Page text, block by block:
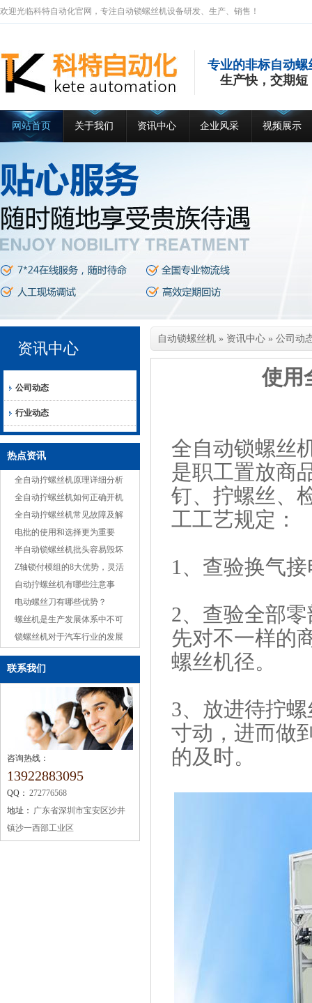
欢迎光临科特自动化官网，专注自动锁螺丝机设备研发、生产、销售！
专业的非标自动螺
生产快，交期短
网站首页 关于我们 资讯中心 企业风采 视频展示
资讯中心
公司动态
行业动态
热点资讯
全自动拧螺丝机原理详细分析
全自动拧螺丝机如何正确开机
全自动拧螺丝机常见故障及解
决方案
电批的使用和选择更为重要
半自动锁螺丝机批头容易毁坏
的原因
Z轴锁付模组的8大优势，灵活
适应多种产品
自动拧螺丝机有哪些注意事
项？
电动螺丝刀有哪些优势？
螺丝机是生产发展体系中不可
或缺的机械设备
锁螺丝机对于汽车行业的发展
联系我们
咨询热线：
13922883095
QQ： 272776568
地址： 广东省深圳市宝安区沙井
镇沙一西部工业区
自动锁螺丝机 » 资讯中心 » 公司动
使用
全自动锁螺丝
是职工置放商
钉、拧螺丝、
工工艺规定：
1、查验换气
2、查验全部
先对不一样的
螺丝机径。
3、放进待拧
寸动，进而做
的及时。